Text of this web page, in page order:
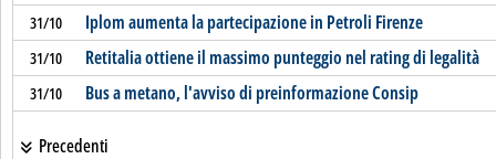
31/10 Iplom aumenta la partecipazione in Petroli Firenze
31/10 Retitalia ottiene il massimo punteggio nel rating di legalità
31/10 Bus a metano, l'avviso di preinformazione Consip
Precedenti